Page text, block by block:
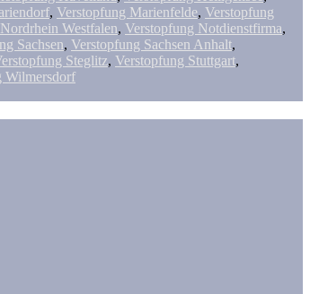
, Verstopfung Marienfelde, Verstopfung
Westfalen, Verstopfung Notdienstfirma,
Sachsen, Verstopfung Sachsen Anhalt,
Steglitz, Verstopfung Stuttgart,
Wilmersdorf